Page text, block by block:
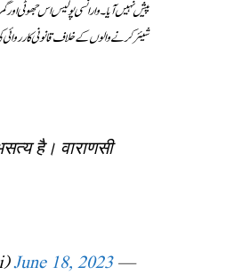
پیش نہیں آیا۔ وارانسی پولیس اس جھوٹی
شیئر کرنے والوں کے خلاف قانونی
है। वाराणसी
— DCP Gomti Zone VNS (@DcpGomti)
June 18, 2023